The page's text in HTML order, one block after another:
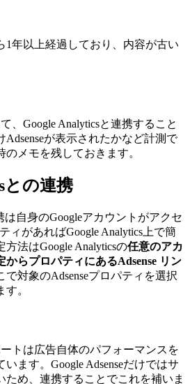
1年以上経過しており、内容が古い
、Google Analyticsと連携すること
が表示されたかなど計測で
メモを残しておきます。
との連携
は自身のGoogleアカウントがアクセ
ィがあればGoogle Analytics上で簡
法はGoogle Analyticsの任意のアカ
からプロパティにあるAdsense リン
で対象のAdsenseプロパティを選択
。
ートは広告自体のパフォーマンスを
ます。Google Adsenseだけではサ
ため、連携することでこれを補いま